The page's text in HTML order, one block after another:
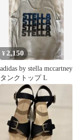
¥ 2,150
adidas by stella mccartney
タンクトップ L